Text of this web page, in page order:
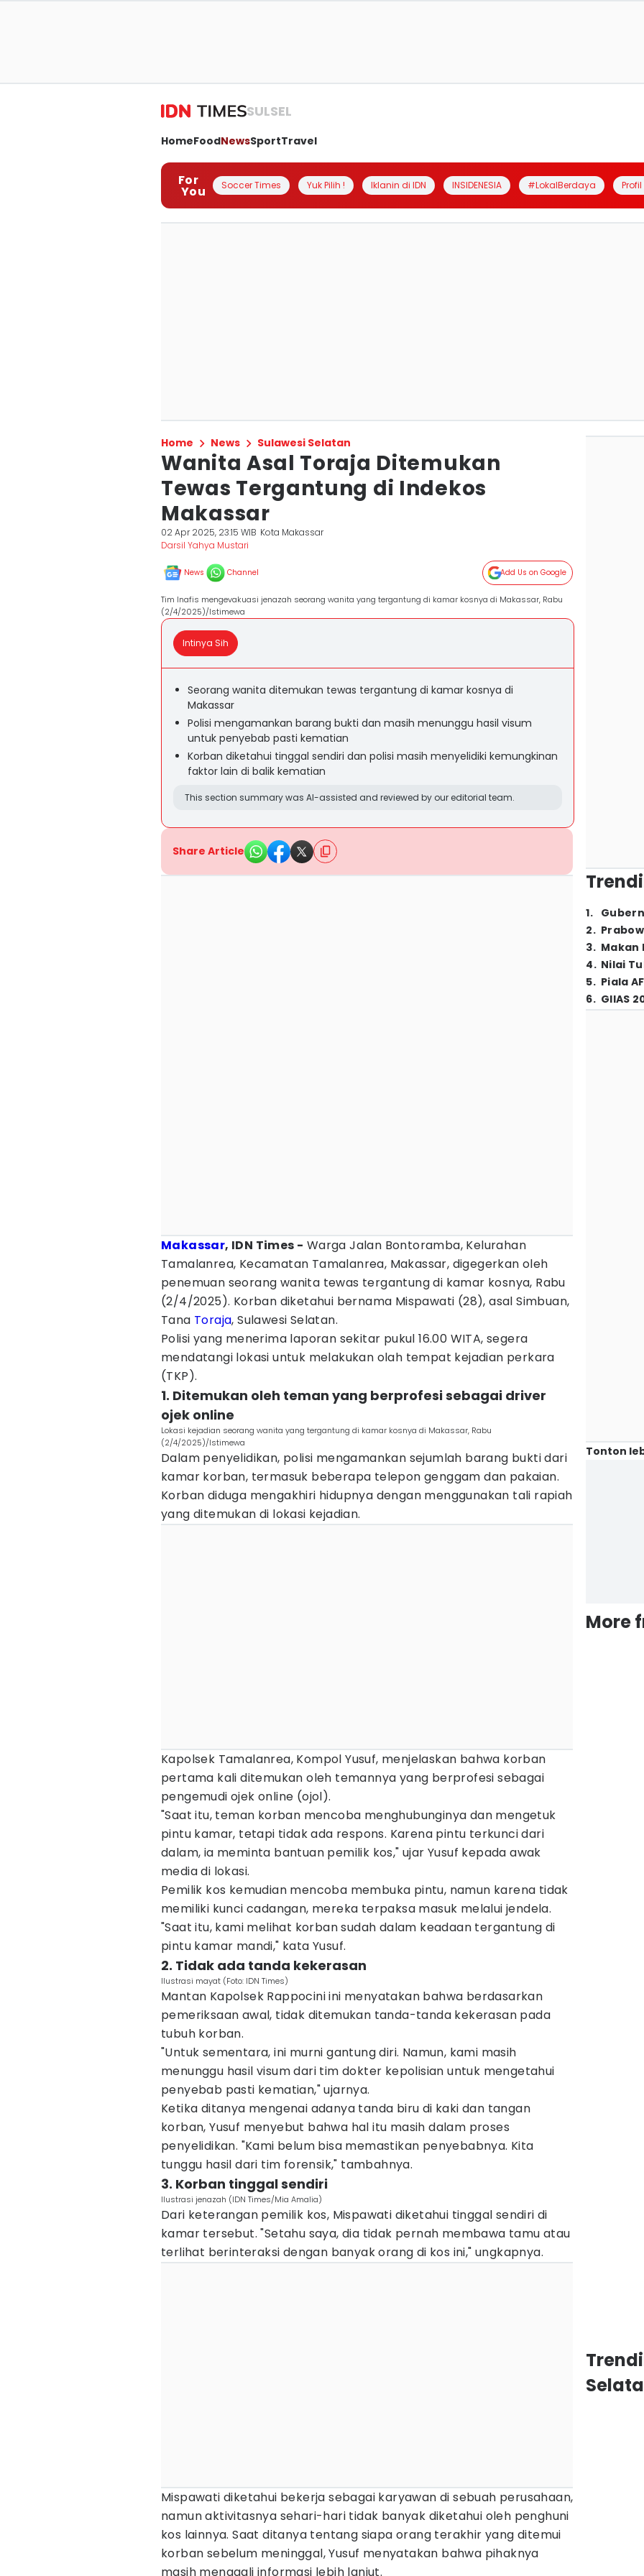
SULSEL
HomeFoodNewsSportTravel
For
You Soccer Times Yuk Pilih ! Iklanin di IDN INSIDENESIA #LokalBerdaya
Home News Sulawesi Selatan
Wanita Asal Toraja Ditemukan
Tewas Tergantung di Indekos
Makassar
02 Apr 2025, 23:15 WIB Kota Makassar
Darsil Yahya Mustari
News Channel Add Us on Google
Tim Inafis mengevakuasi jenazah seorang wanita yang tergantung di kamar kosnya di Makassar, Rabu
(2/4/2025)/Istimewa
Intinya Sih
Seorang wanita ditemukan tewas tergantung di kamar kosnya di
Makassar
Polisi mengamankan barang bukti dan masih menunggu hasil visum
untuk penyebab pasti kematian
Korban diketahui tinggal sendiri dan polisi masih menyelidiki kemungkinan
faktor lain di balik kematian
This section summary was AI-assisted and reviewed by our editorial team.
Share Article
Makassar, IDN Times - Warga Jalan Bontoramba, Kelurahan
Tamalanrea, Kecamatan Tamalanrea, Makassar, digegerkan oleh
penemuan seorang wanita tewas tergantung di kamar kosnya, Rabu
(2/4/2025). Korban diketahui bernama Mispawati (28), asal Simbuan,
Tana Toraja, Sulawesi Selatan.
Polisi yang menerima laporan sekitar pukul 16.00 WITA, segera
mendatangi lokasi untuk melakukan olah tempat kejadian perkara
(TKP).
1. Ditemukan oleh teman yang berprofesi sebagai driver
ojek online
Lokasi kejadian seorang wanita yang tergantung di kamar kosnya di Makassar, Rabu
(2/4/2025)/Istimewa
Dalam penyelidikan, polisi mengamankan sejumlah barang bukti dari
kamar korban, termasuk beberapa telepon genggam dan pakaian.
Korban diduga mengakhiri hidupnya dengan menggunakan tali rapiah
yang ditemukan di lokasi kejadian.
Kapolsek Tamalanrea, Kompol Yusuf, menjelaskan bahwa korban
pertama kali ditemukan oleh temannya yang berprofesi sebagai
pengemudi ojek online (ojol).
"Saat itu, teman korban mencoba menghubunginya dan mengetuk
pintu kamar, tetapi tidak ada respons. Karena pintu terkunci dari
dalam, ia meminta bantuan pemilik kos," ujar Yusuf kepada awak
media di lokasi.
Pemilik kos kemudian mencoba membuka pintu, namun karena tidak
memiliki kunci cadangan, mereka terpaksa masuk melalui jendela.
"Saat itu, kami melihat korban sudah dalam keadaan tergantung di
pintu kamar mandi," kata Yusuf.
2. Tidak ada tanda kekerasan
Ilustrasi mayat (Foto: IDN Times)
Mantan Kapolsek Rappocini ini menyatakan bahwa berdasarkan
pemeriksaan awal, tidak ditemukan tanda-tanda kekerasan pada
tubuh korban.
"Untuk sementara, ini murni gantung diri. Namun, kami masih
menunggu hasil visum dari tim dokter kepolisian untuk mengetahui
penyebab pasti kematian," ujarnya.
Ketika ditanya mengenai adanya tanda biru di kaki dan tangan
korban, Yusuf menyebut bahwa hal itu masih dalam proses
penyelidikan. "Kami belum bisa memastikan penyebabnya. Kita
tunggu hasil dari tim forensik," tambahnya.
3. Korban tinggal sendiri
Ilustrasi jenazah (IDN Times/Mia Amalia)
Dari keterangan pemilik kos, Mispawati diketahui tinggal sendiri di
kamar tersebut. "Setahu saya, dia tidak pernah membawa tamu atau
terlihat berinteraksi dengan banyak orang di kos ini," ungkapnya.
Mispawati diketahui bekerja sebagai karyawan di sebuah perusahaan,
namun aktivitasnya sehari-hari tidak banyak diketahui oleh penghuni
kos lainnya. Saat ditanya tentang siapa orang terakhir yang ditemui
korban sebelum meninggal, Yusuf menyatakan bahwa pihaknya
masih menggali informasi lebih lanjut.
1.
2.
3. Makan
4. Nilai
5. Piala
6. GIIAS
Tonton
More